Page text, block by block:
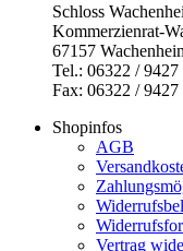
Schloss
Kommerzienrat-
67157
Tel.: 06322 / 9427
Fax: 06322 / 9427
Shopinfos
AGB
Vertrag